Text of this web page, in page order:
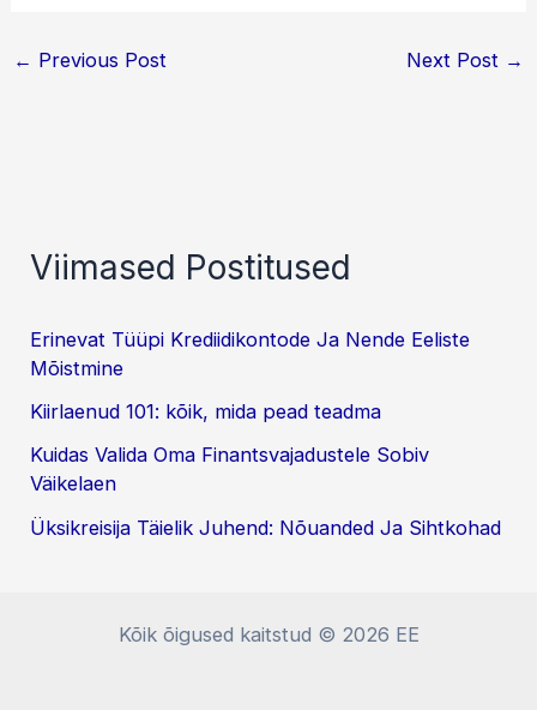
← Previous Post Next Post →
Viimased Postitused
Erinevat Tüüpi Krediidikontode Ja Nende Eeliste
Mõistmine
Kiirlaenud 101: kõik, mida pead teadma
Kuidas Valida Oma Finantsvajadustele Sobiv
Väikelaen
Üksikreisija Täielik Juhend: Nõuanded Ja Sihtkohad
Kõik õigused kaitstud © 2026 EE